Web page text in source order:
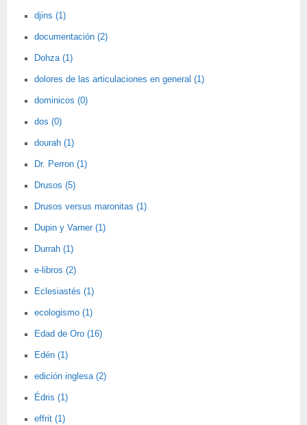
djins (1)
documentación (2)
Dohza (1)
dolores de las articulaciones en general (1)
dominicos (0)
dos (0)
dourah (1)
Dr. Perron (1)
Drusos (5)
Drusos versus maronitas (1)
Dupin y Varner (1)
Durrah (1)
e-libros (2)
Eclesiastés (1)
ecologismo (1)
Edad de Oro (16)
Edén (1)
edición inglesa (2)
Édris (1)
effrit (1)